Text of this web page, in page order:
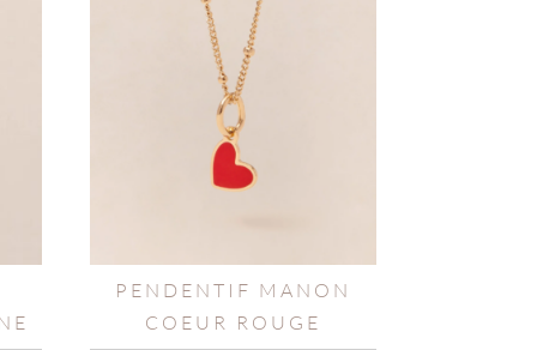
PENDENTIF MANON
COEUR ROUGE